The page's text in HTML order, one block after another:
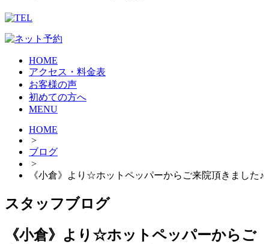
HOME
アクセス・料金表
お客様の声
初めての方へ
MENU
HOME
>
ブログ
>
《小倉》より☆ホットペッパーからご来院頂きました♪
スタッフブログ
《小倉》より☆ホットペッパーからご